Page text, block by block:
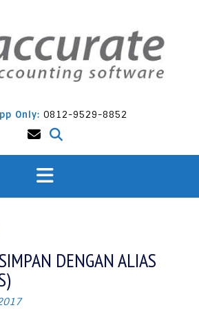
Only: 0812-9529-8852
DENGAN ALIAS